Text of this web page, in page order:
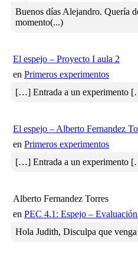
Buenos días Alejandro. Quería
momento(...)
El espejo – Proyecto I aula 2
en Primeros experimentos
[…] Entrada a un experimento
El espejo – Alberto Fernandez
en Primeros experimentos
[…] Entrada a un experimento
Alberto Fernandez Torres
en PEC 4.1: Espejo – Evaluación
Hola Judith, Disculpa que